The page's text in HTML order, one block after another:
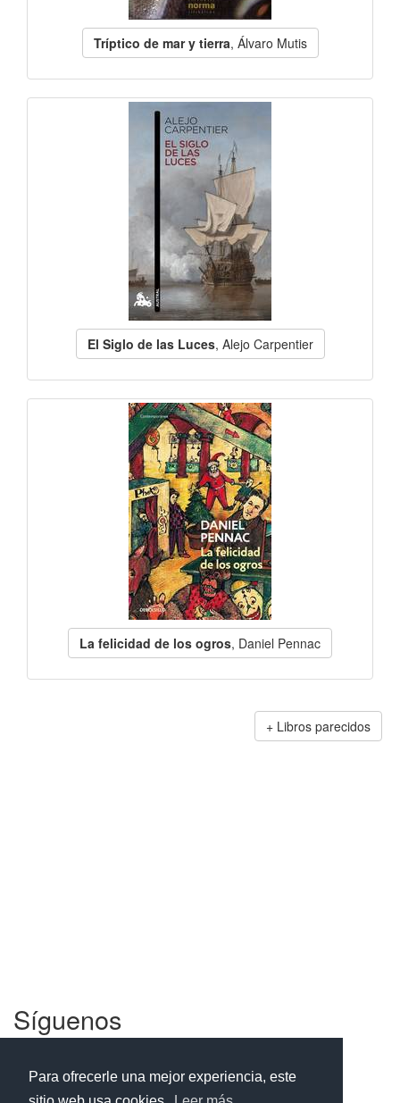
Para ofrecerle una mejor experiencia, este
Tríptico de mar y tierra, Álvaro Mutis
El Siglo de las Luces, Alejo Carpentier
La felicidad de los ogros, Daniel Pennac
Libros parecidos
Síguenos